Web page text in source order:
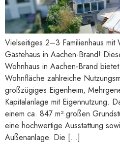
Vielseitiges 2–3 Familienhaus
Gästehaus in Aachen-Brand!
Wohnhaus in Aachen-Brand
Wohnfläche zahlreiche
großzügiges Eigenheim,
Kapitalanlage mit Eigennutzung.
einem ca. 847 m² großen
eine hochwertige Ausstattung
Außenanlage. Die […]